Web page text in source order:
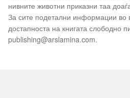
нивните животни приказни таа
За сите подетални информации во
достапноста на книгата слободно
publishing@arslamina.com.